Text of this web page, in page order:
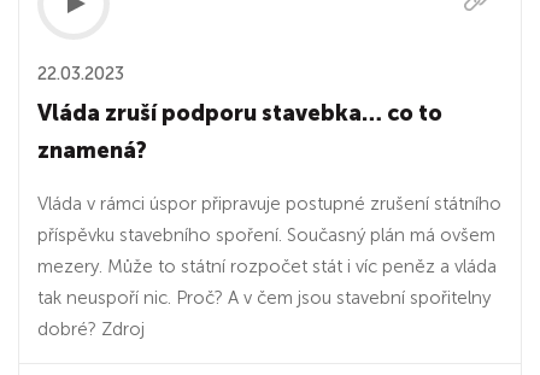
22.03.2023
Vláda zruší podporu stavebka… co to
znamená?
Vláda v rámci úspor připravuje postupné zrušení státního
příspěvku stavebního spoření. Současný plán má ovšem
mezery. Může to státní rozpočet stát i víc peněz a vláda
tak neuspoří nic. Proč? A v čem jsou stavební spořitelny
dobré? Zdroj